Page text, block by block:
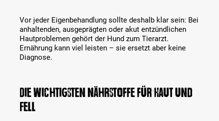
Vor jeder Eigenbehandlung sollte deshalb klar sein: Bei
anhaltenden, ausgeprägten oder akut entzündlichen
Hautproblemen gehört der Hund zum Tierarzt.
Ernährung kann viel leisten – sie ersetzt aber keine
Diagnose.
Die wichtigsten Nährstoffe für Haut und
Fell